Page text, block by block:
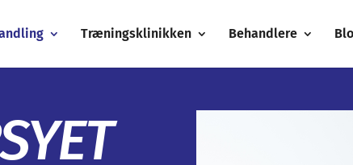
Træningsklinikken Behandlere